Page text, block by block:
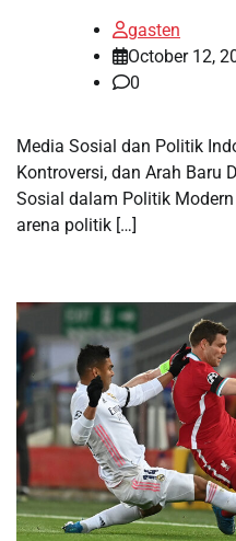
gasten
October 12,
0
Media Sosial dan Politik
Kontroversi, dan Arah Baru
Sosial dalam Politik
arena politik […]